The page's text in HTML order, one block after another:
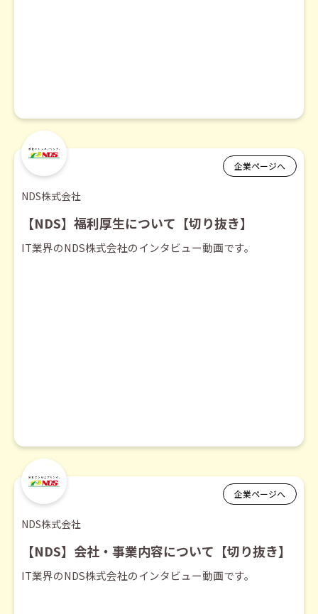
企業ページへ
NDS株式会社
【NDS】福利厚生について【切り抜き】
IT業界のNDS株式会社のインタビュー動画です。
企業ページへ
NDS株式会社
【NDS】会社・事業内容について【切り抜き】
IT業界のNDS株式会社のインタビュー動画です。